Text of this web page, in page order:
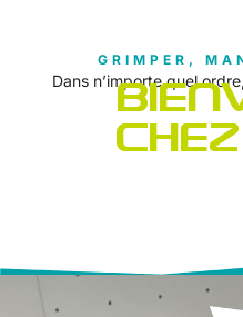
GRIMPER,
Dans n’importe quel